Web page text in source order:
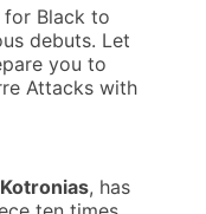
for Black to
debuts. Let
you to
Attacks with
, has